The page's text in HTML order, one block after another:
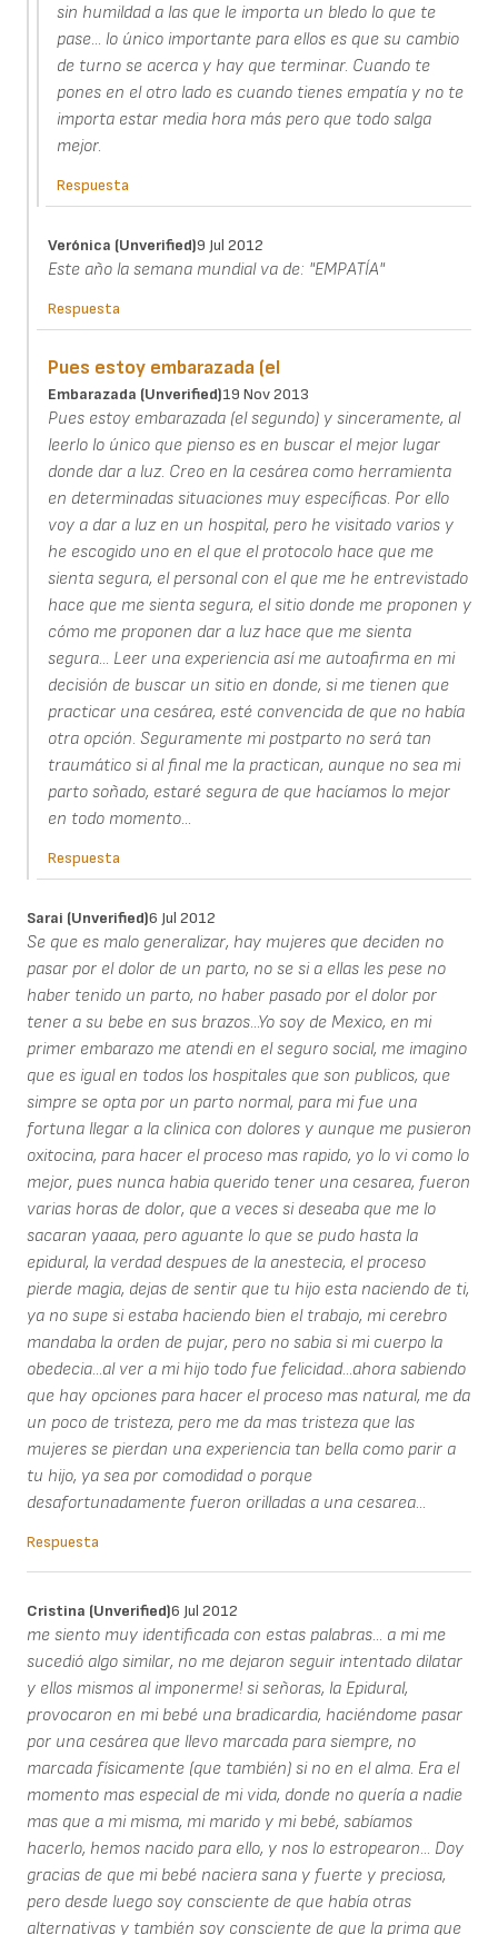
sin humildad a las que le importa un bledo lo que te
pase... lo único importante para ellos es que su cambio
de turno se acerca y hay que terminar. Cuando te
pones en el otro lado es cuando tienes empatía y no te
importa estar media hora más pero que todo salga
mejor.
Respuesta
Verónica (unverified)9 Jul 2012
Este año la semana mundial va de: "EMPATÍA"
Respuesta
Pues estoy embarazada (el
Embarazada (unverified)19 Nov 2013
Pues estoy embarazada (el segundo) y sinceramente, al
leerlo lo único que pienso es en buscar el mejor lugar
donde dar a luz. Creo en la cesárea como herramienta
en determinadas situaciones muy específicas. Por ello
voy a dar a luz en un hospital, pero he visitado varios y
he escogido uno en el que el protocolo hace que me
sienta segura, el personal con el que me he entrevistado
hace que me sienta segura, el sitio donde me proponen y
cómo me proponen dar a luz hace que me sienta
segura... Leer una experiencia así me autoafirma en mi
decisión de buscar un sitio en donde, si me tienen que
practicar una cesárea, esté convencida de que no había
otra opción. Seguramente mi postparto no será tan
traumático si al final me la practican, aunque no sea mi
parto soñado, estaré segura de que hacíamos lo mejor
en todo momento...
Respuesta
Sarai (unverified)6 Jul 2012
Se que es malo generalizar, hay mujeres que deciden no
pasar por el dolor de un parto, no se si a ellas les pese no
haber tenido un parto, no haber pasado por el dolor por
tener a su bebe en sus brazos...Yo soy de Mexico, en mi
primer embarazo me atendi en el seguro social, me imagino
que es igual en todos los hospitales que son publicos, que
simpre se opta por un parto normal, para mi fue una
fortuna llegar a la clinica con dolores y aunque me pusieron
oxitocina, para hacer el proceso mas rapido, yo lo vi como lo
mejor, pues nunca habia querido tener una cesarea, fueron
varias horas de dolor, que a veces si deseaba que me lo
sacaran yaaaa, pero aguante lo que se pudo hasta la
epidural, la verdad despues de la anestecia, el proceso
pierde magia, dejas de sentir que tu hijo esta naciendo de ti,
ya no supe si estaba haciendo bien el trabajo, mi cerebro
mandaba la orden de pujar, pero no sabia si mi cuerpo la
obedecia...al ver a mi hijo todo fue felicidad...ahora sabiendo
que hay opciones para hacer el proceso mas natural, me da
un poco de tristeza, pero me da mas tristeza que las
mujeres se pierdan una experiencia tan bella como parir a
tu hijo, ya sea por comodidad o porque
desafortunadamente fueron orilladas a una cesarea...
Respuesta
Cristina (unverified)6 Jul 2012
me siento muy identificada con estas palabras... a mi me
sucedió algo similar, no me dejaron seguir intentado dilatar
y ellos mismos al imponerme! si señoras, la Epidural,
provocaron en mi bebé una bradicardia, haciéndome pasar
por una cesárea que llevo marcada para siempre, no
marcada físicamente (que también) si no en el alma. Era el
momento mas especial de mi vida, donde no quería a nadie
mas que a mi misma, mi marido y mi bebé, sabíamos
hacerlo, hemos nacido para ello, y nos lo estropearon... Doy
gracias de que mi bebé naciera sana y fuerte y preciosa,
pero desde luego soy consciente de que había otras
alternativas y también soy consciente de que la prima que